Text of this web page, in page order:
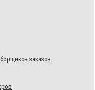
заказов